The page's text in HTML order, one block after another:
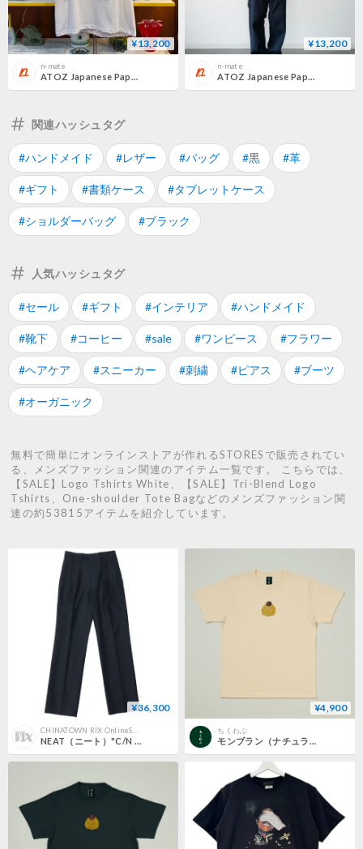
¥13,200
n-mate
¥13,200
n-mate
関連ハッシュタグ
#ハンドメイド #レザー #バッグ #黒 #革
#ギフト #書類ケース #タブレットケース
#ショルダーバッグ #ブラック
人気ハッシュタグ
#セール #ギフト #インテリア #ハンドメイド
#靴下 #コーヒー #sale #ワンピース #フラワー
#ヘアケア #スニーカー #刺繍 #ピアス #ブーツ
#オーガニック
無料で簡単にオンラインストアが作れるSTORESで販売されてい
る、メンズファッション関連のアイテム一覧です。 こちらでは、
【SALE】Logo Tshirts White、【SALE】Tri-Blend Logo
Tshirts、One-shoulder Tote Bagなどのメンズファッション関
連の約53815アイテムを紹介しています。
¥36,300
NEAT（ニート）"C/N Circular Knitting Wide"
¥4,900
ちくわぶ
モンブラン（ナチュラル）